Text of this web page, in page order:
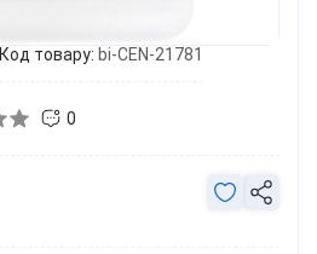
Код товару: bi-CEN-21781
0